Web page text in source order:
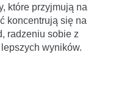
które przyjmują na
koncentrują się na
radzeniu sobie z
wyników.